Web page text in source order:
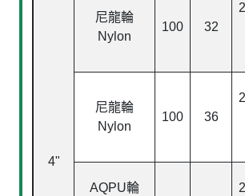
4"
尼龍輪
Nylon
100 32
尼龍輪
Nylon
100 36
AQPU輪